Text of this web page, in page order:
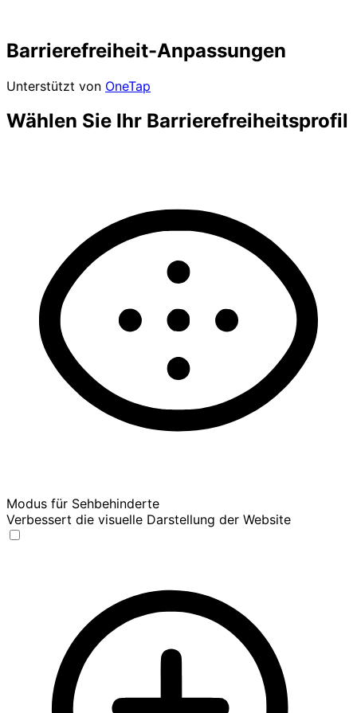
Barrierefreiheit-Anpassungen
Unterstützt von OneTap
Wählen Sie Ihr Barrierefreiheitsprofil
Modus für Sehbehinderte
Verbessert die visuelle Darstellung der Website